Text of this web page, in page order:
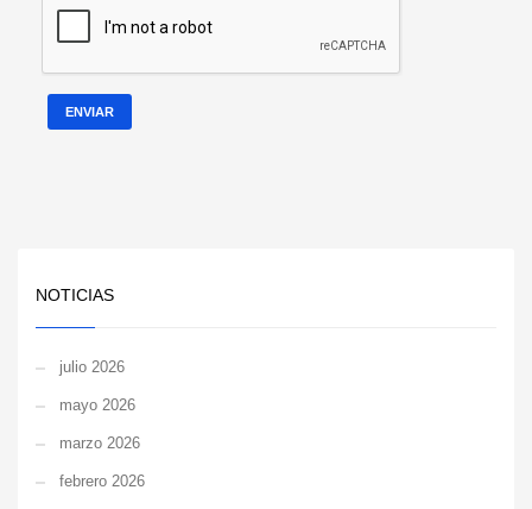
ENVIAR
NOTICIAS
julio 2026
mayo 2026
marzo 2026
febrero 2026